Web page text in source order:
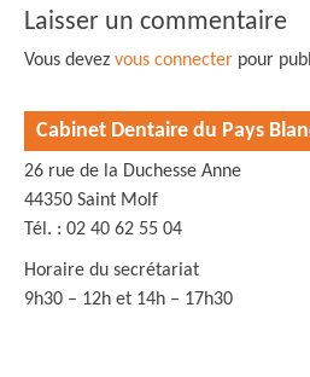
Laisser un commentaire
Vous devez vous connecter pour
Cabinet Dentaire du Pays
26 rue de la Duchesse Anne
44350 Saint Molf
Tél. : 02 40 62 55 04
Horaire du secrétariat
9h30 – 12h et 14h – 17h30